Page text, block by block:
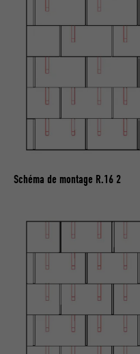
Schéma de montage R.16 2